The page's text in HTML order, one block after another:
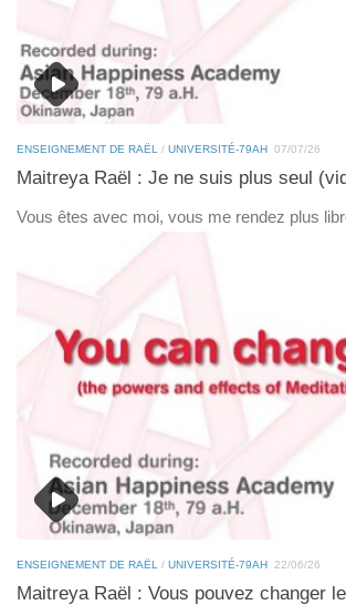
ENSEIGNEMENT DE RAËL / UNIVERSITÉ-79AH 07/07/26
Maitreya Raël : Je ne suis plus seul
Vous êtes avec moi, vous me rendez plus
ENSEIGNEMENT DE RAËL / UNIVERSITÉ-79AH 22/06/26
Maitreya Raël : Vous pouvez changer